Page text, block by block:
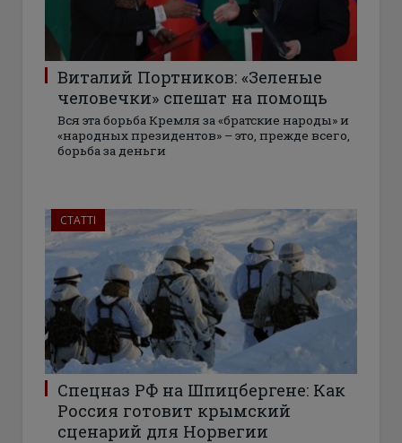
Виталий Портников: «Зеленые
человечки» спешат на помощь
Вся эта борьба Кремля за «братские народы» и
«народных президентов» – это, прежде всего,
борьба за деньги
СТАТТІ
Спецназ РФ на Шпицбергене: Как
Россия готовит крымский
сценарий для Норвегии